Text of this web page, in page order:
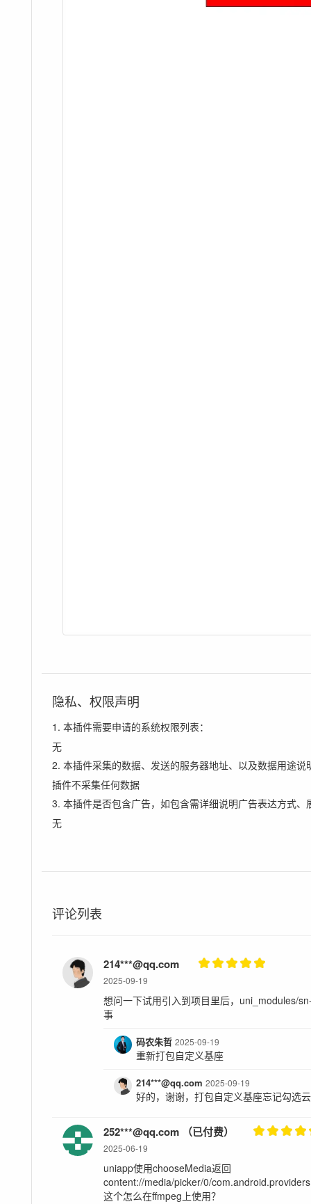
隐私、权限声明
1. 本插件需要申请的系统权限列表：
无
2. 本插件采集的数据、发送的服务器地址、以及数据用途说
插件不采集任何数据
3. 本插件是否包含广告，如包含需详细说明广告表达方式、
无
评论列表
214***@qq.com
2025-09-19
想问一下试用引入到项目里后，uni_modules/
事
码农朱哲2025-09-19
重新打包自定义基座
214***@qq.com2025-09-19
好的，谢谢，打包自定义基座忘记勾选
252***@qq.com （已付费）
2025-06-19
uniapp使用chooseMedia返回
content://media/picker/0/
这个怎么在ffmpeg上使用？